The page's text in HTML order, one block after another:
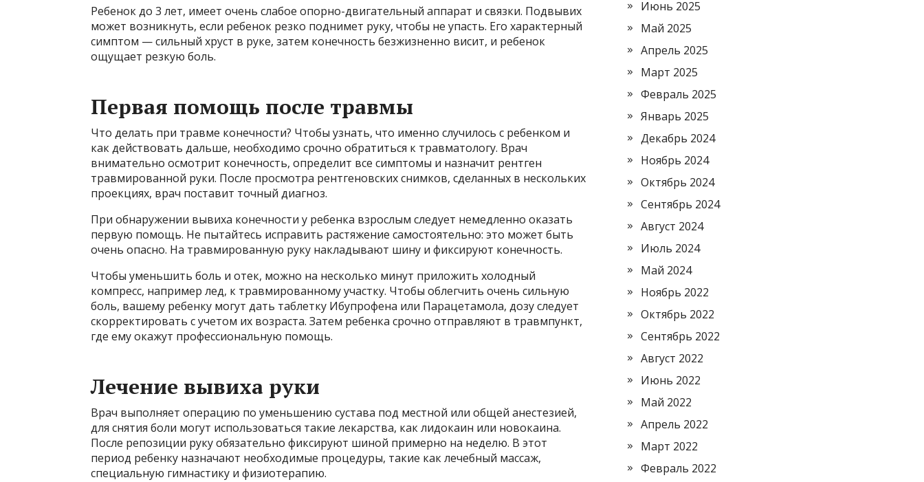
Ребенок до 3 лет, имеет очень слабое опорно-двигательный аппарат и связки. Подвывих
может возникнуть, если ребенок резко поднимет руку, чтобы не упасть. Его характерный
симптом — сильный хруст в руке, затем конечность безжизненно висит, и ребенок
ощущает резкую боль.
Первая помощь после травмы
Что делать при травме конечности? Чтобы узнать, что именно случилось с ребенком и
как действовать дальше, необходимо срочно обратиться к травматологу. Врач
внимательно осмотрит конечность, определит все симптомы и назначит рентген
травмированной руки. После просмотра рентгеновских снимков, сделанных в нескольких
проекциях, врач поставит точный диагноз.
При обнаружении вывиха конечности у ребенка взрослым следует немедленно оказать
первую помощь. Не пытайтесь исправить растяжение самостоятельно: это может быть
очень опасно. На травмированную руку накладывают шину и фиксируют конечность.
Чтобы уменьшить боль и отек, можно на несколько минут приложить холодный
компресс, например лед, к травмированному участку. Чтобы облегчить очень сильную
боль, вашему ребенку могут дать таблетку Ибупрофена или Парацетамола, дозу следует
скорректировать с учетом их возраста. Затем ребенка срочно отправляют в травмпункт,
где ему окажут профессиональную помощь.
Лечение вывиха руки
Врач выполняет операцию по уменьшению сустава под местной или общей анестезией,
для снятия боли могут использоваться такие лекарства, как лидокаин или новокаина.
После репозиции руку обязательно фиксируют шиной примерно на неделю. В этот
период ребенку назначают необходимые процедуры, такие как лечебный массаж,
специальную гимнастику и физиотерапию.
Июнь 2025
Май 2025
Апрель 2025
Март 2025
Февраль 2025
Январь 2025
Декабрь 2024
Ноябрь 2024
Октябрь 2024
Сентябрь 2024
Август 2024
Июль 2024
Май 2024
Ноябрь 2022
Октябрь 2022
Сентябрь 2022
Август 2022
Июнь 2022
Май 2022
Апрель 2022
Март 2022
Февраль 2022